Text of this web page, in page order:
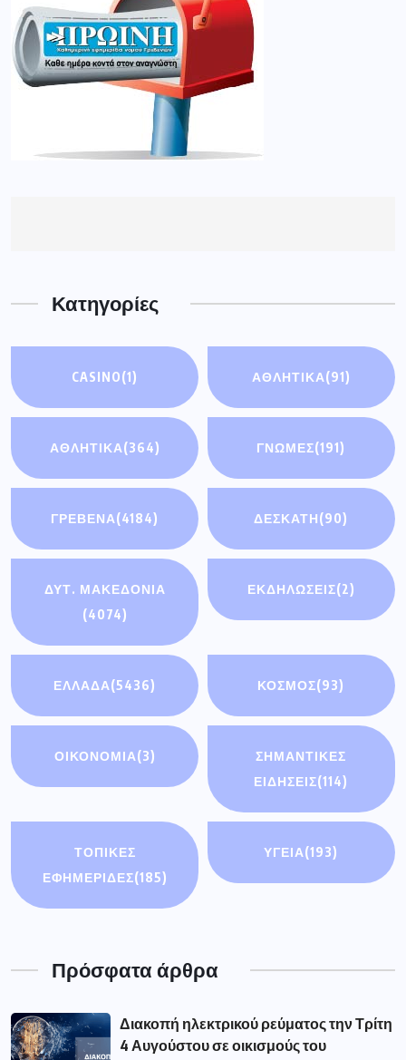
Κατηγορίες
CASINO(1) ΑΘΛΗΤΙΚΆ(91)
ΑΘΛΗΤΙΚΑ(364) ΓΝΩΜΕΣ(191)
ΓΡΕΒΕΝΑ(4184) ΔΕΣΚΑΤΗ(90)
ΔΥΤ. ΜΑΚΕΔΟΝΙΑ
(4074)
ΕΚΔΗΛΩΣΕΙΣ(2)
ΕΛΛΑΔΑ(5436) ΚΟΣΜΟΣ(93)
ΟΙΚΟΝΟΜΊΑ(3)
ΣΗΜΑΝΤΙΚΈΣ
ΕΙΔΉΣΕΙΣ(114)
ΤΟΠΙΚΕΣ
ΕΦΗΜΕΡΙΔΕΣ(185)
ΥΓΕΙΑ(193)
Πρόσφατα άρθρα
Διακοπή ηλεκτρικού ρεύματος την Τρίτη
4 Αυγούστου σε οικισμούς του